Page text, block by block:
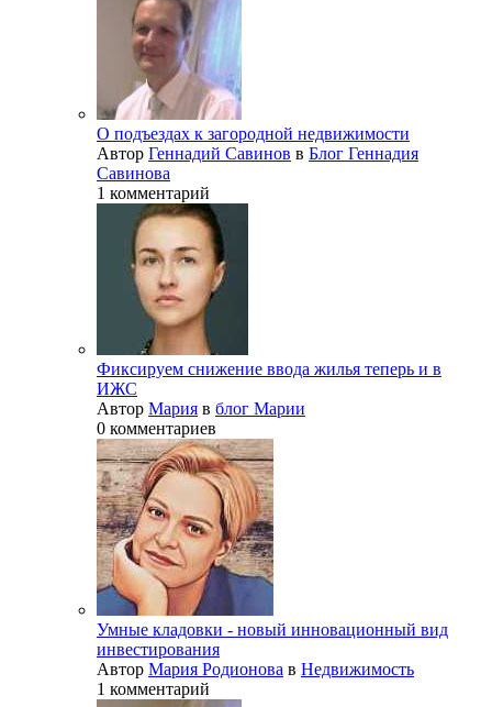
О подъездах к загородной недвижимости
Автор Геннадий Савинов в Блог Геннадия
Савинова
1 комментарий
Фиксируем снижение ввода жилья теперь и в
ИЖС
Автор Мария в блог Марии
0 комментариев
Умные кладовки - новый инновационный вид
инвестирования
Автор Мария Родионова в Недвижимость
1 комментарий